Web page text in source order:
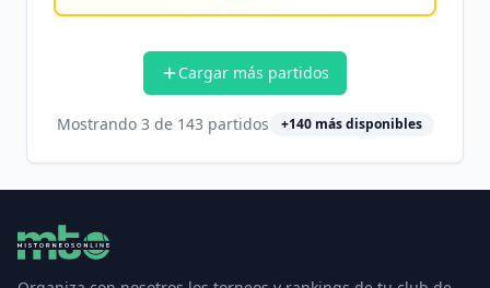
Cargar más partidos
Mostrando 3 de 143 partidos +140más disponibles